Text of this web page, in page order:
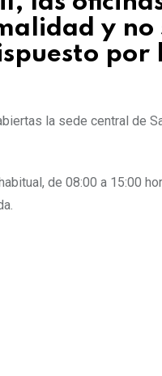
y
por
la sede central de
de 08:00 a 15:00